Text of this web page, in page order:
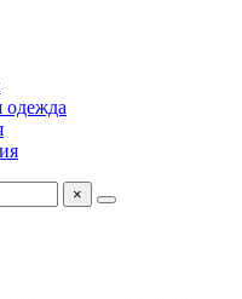
одежда
×